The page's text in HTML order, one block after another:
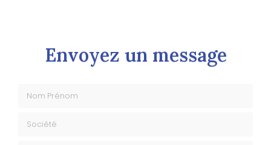
Envoyez un message